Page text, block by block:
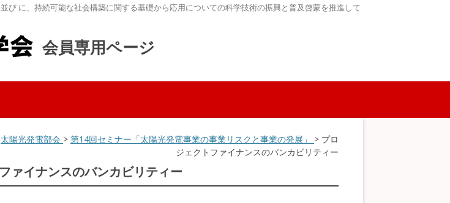
に、持続可能な社会構築に関する基礎から応用についての科学技術の振興と普及啓蒙を推進して
会員専用ページ
太陽光発電部会 > 第14回セミナー「太陽光発電事業の事業リスクと事業の発展」 > プロ
ジェクトファイナンスのバンカビリティー
ァイナンスのバンカビリティー